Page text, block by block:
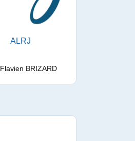
ALRJ
Flavien BRIZARD